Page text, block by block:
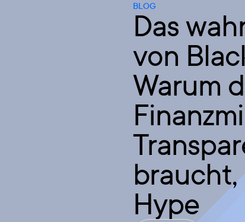
BLOG
Das
von
Warum
braucht,
Hype